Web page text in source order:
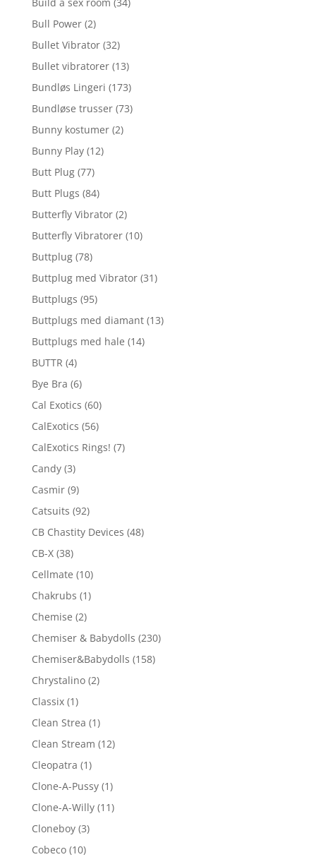
Bull Power (2)
Bullet Vibrator (32)
Bullet vibratorer (13)
Bundløs Lingeri (173)
Bundløse trusser (73)
Bunny kostumer (2)
Bunny Play (12)
Butt Plug (77)
Butt Plugs (84)
Butterfly Vibrator (2)
Butterfly Vibratorer (10)
Buttplug (78)
Buttplug med Vibrator (31)
Buttplugs (95)
Buttplugs med diamant (13)
Buttplugs med hale (14)
BUTTR (4)
Bye Bra (6)
Cal Exotics (60)
CalExotics (56)
CalExotics Rings! (7)
Candy (3)
Casmir (9)
Catsuits (92)
CB Chastity Devices (48)
CB-X (38)
Cellmate (10)
Chakrubs (1)
Chemise (2)
Chemiser & Babydolls (230)
Chemiser&Babydolls (158)
Chrystalino (2)
Classix (1)
Clean Strea (1)
Clean Stream (12)
Cleopatra (1)
Clone-A-Pussy (1)
Clone-A-Willy (11)
Cloneboy (3)
Cobeco (10)